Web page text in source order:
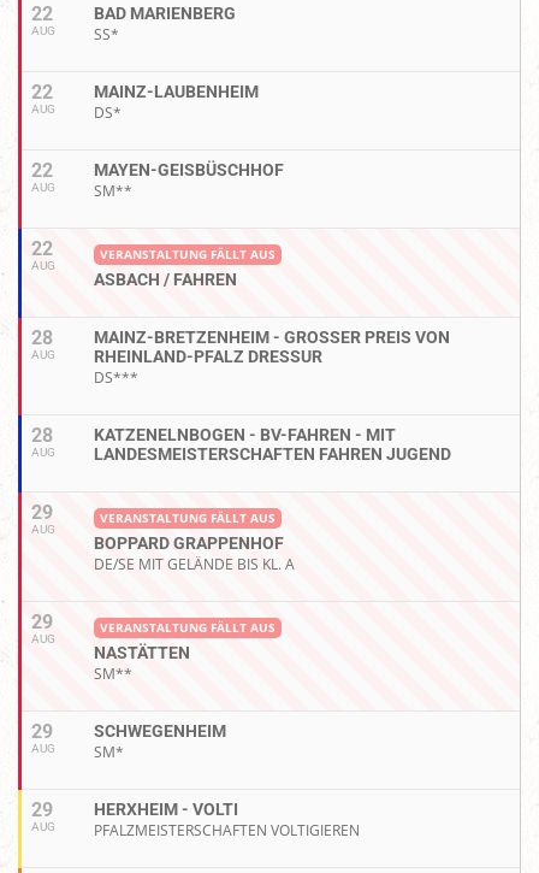
22
AUG
BAD MARIENBERG
SS*
22
AUG
MAINZ-LAUBENHEIM
DS*
22
AUG
MAYEN-GEISBÜSCHHOF
SM**
22
AUG
VERANSTALTUNG FÄLLT AUS
ASBACH / FAHREN
28
AUG
MAINZ-BRETZENHEIM - GROSSER PREIS VON R
HEINLAND-PFALZ DRESSUR
DS***
28
AUG
KATZENELNBOGEN - BV-FAHREN - MIT
LANDESMEISTERSCHAFTEN FAHREN JUGEND
29
AUG
VERANSTALTUNG FÄLLT AUS
BOPPARD GRAPPENHOF
DE/SE MIT GELÄNDE BIS KL. A
29
AUG
VERANSTALTUNG FÄLLT AUS
NASTÄTTEN
SM**
29
AUG
SCHWEGENHEIM
SM*
29
AUG
HERXHEIM - VOLTI
PFALZMEISTERSCHAFTEN VOLTIGIEREN